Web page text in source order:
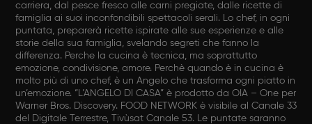
carriera, dal pesce fresco alle carni pregiate, dalle ricette di
famiglia ai suoi inconfondibili spettacoli serali. Lo chef, in ogni
puntata, preparerà ricette ispirate alle sue esperienze e alle
storie della sua famiglia, svelando segreti che fanno la
differenza. Perche la cucina è tecnica, ma soprattutto
emozione, condivisione, amore. Perchè quando è in cucina è
molto più di uno chef, è un Angelo che trasforma ogni piatto in
un’emozione. “L’ANGELO DI CASA” è prodotto da OIA – One per
Warner Bros. Discovery. FOOD NETWORK è visibile al Canale 33
del Digitale Terrestre, Tivùsat Canale 53. Le puntate saranno